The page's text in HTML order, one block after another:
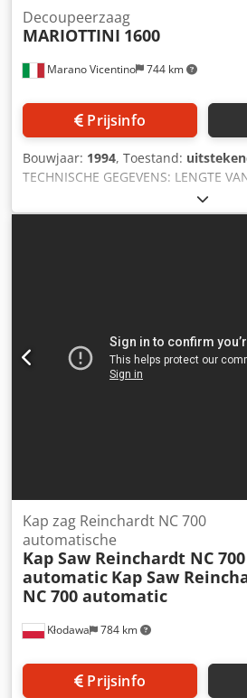
Marano Vicentino 744 km
Decoupeerzaag
MARIOTTINI 1600
Prijsinfo
Bouwjaar: 1994, Toestand:
TECHNISCHE GEGEVENS: LENGTE
mm MAX. ZAAGDIKTE met zaagblad
ZAAGDIKTE met zaagblad 160 mm:
Hmtksgmja MOTORVERMOGEN:
Kłodawa 784 km
Kap zag Reinchardt NC 700
automatische
Kap Saw Reinchardt NC 700
automatic Kap Saw
NC 700 automatic
Prijsinfo